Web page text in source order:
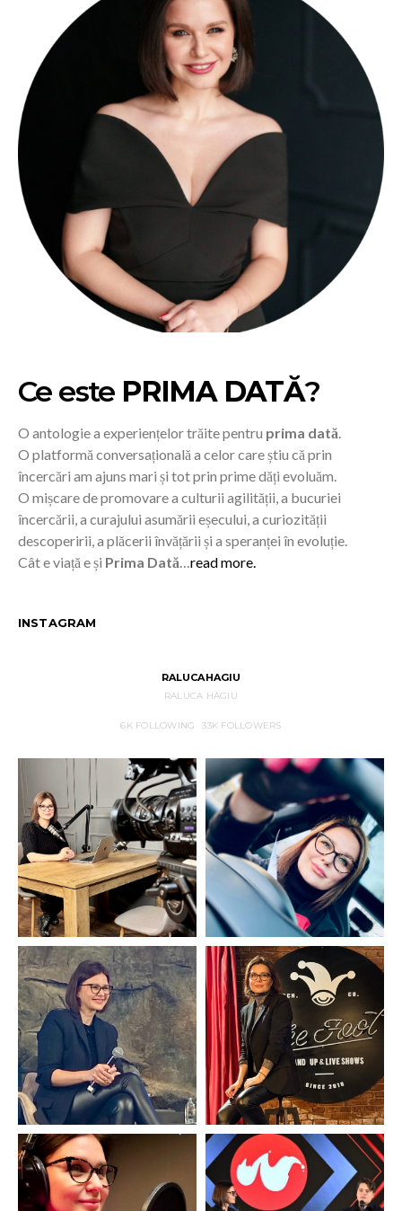
Ce este PRIMA DATĂ?
O antologie a experiențelor trăite pentru prima dată
O platformă conversațională a celor care știu că prin
încercări am ajuns mari și tot prin prime dăți evoluăm.
O mișcare de promovare a culturii agilității, a bucuriei
încercării, a curajului asumării eșecului, a curiozității
descoperirii, a plăcerii învățării și a speranței în evoluție.
Cât e viață e și Prima Dată read more.
INSTAGRAM
RALUCAHAGIU
RALUCA HAGIU
6K FOLLOWING 33K FOLLOWERS